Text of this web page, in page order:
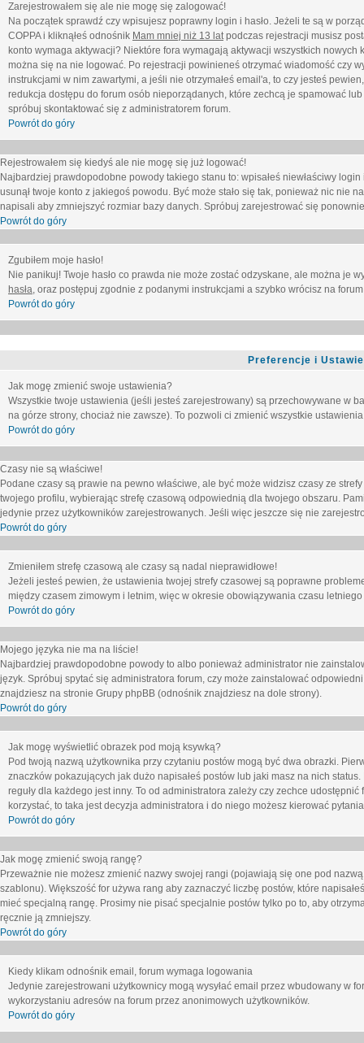
Zarejestrowałem się ale nie mogę się zalogować!
Na początek sprawdź czy wpisujesz poprawny login i hasło. Jeżeli te są w
COPPA i kliknąłeś odnośnik Mam mniej niż 13 latpodczas rejestracji musisz
konto wymaga aktywacji? Niektóre fora wymagają aktywacji wszystkich
można się na nie logować. Po rejestracji powinieneś otrzymać wiadomość czy
instrukcjami w nim zawartymi, a jeśli nie otrzymałeś email'a, to czy jesteś
redukcja dostępu do forum osób nieporządanych, które zechcą je spamować
spróbuj skontaktować się z administratorem forum.
Powrót do góry
Rejestrowałem się kiedyś ale nie mogę się już logować!
Najbardziej prawdopodobne powody takiego stanu to: wpisałeś niewłaściwy
usunął twoje konto z jakiegoś powodu. Być może stało się tak, ponieważ nic nie
napisali aby zmniejszyć rozmiar bazy danych. Spróbuj zarejestrować się
Powrót do góry
Zgubiłem moje hasło!
Nie panikuj! Twoje hasło co prawda nie może zostać odzyskane, ale można je
hasła, oraz postępuj zgodnie z podanymi instrukcjami a szybko wrócisz na forum
Powrót do góry
Preferencje i
Jak mogę zmienić swoje ustawienia?
Wszystkie twoje ustawienia (jeśli jesteś zarejestrowany) są przechowywane w
na górze strony, chociaż nie zawsze). To pozwoli ci zmienić wszystkie
Powrót do góry
Czasy nie są właściwe!
Podane czasy są prawie na pewno właściwe, ale być może widzisz czasy ze
twojego profilu, wybierając strefę czasową odpowiednią dla twojego obszaru.
jedynie przez użytkowników zarejestrowanych. Jeśli więc jeszcze się nie
Powrót do góry
Zmieniłem strefę czasową ale czasy są nadal nieprawidłowe!
Jeżeli jesteś pewien, że ustawienia twojej strefy czasowej są poprawne
między czasem zimowym i letnim, więc w okresie obowiązywania czasu
Powrót do góry
Mojego języka nie ma na liście!
Najbardziej prawdopodobne powody to albo ponieważ administrator nie
język. Spróbuj spytać się administratora forum, czy może zainstalować
znajdziesz na stronie Grupy phpBB (odnośnik znajdziesz na dole strony).
Powrót do góry
Jak mogę wyświetlić obrazek pod moją ksywką?
Pod twoją nazwą użytkownika przy czytaniu postów mogą być dwa obrazki.
znaczków pokazujących jak dużo napisałeś postów lub jaki masz na nich
reguły dla każdego jest inny. To od administratora zależy czy zechce
korzystać, to taka jest decyzja administratora i do niego możesz kierować
Powrót do góry
Jak mogę zmienić swoją rangę?
Przeważnie nie możesz zmienić nazwy swojej rangi (pojawiają się one pod
szablonu). Większość for używa rang aby zaznaczyć liczbę postów, które
mieć specjalną rangę. Prosimy nie pisać specjalnie postów tylko po to, aby
ręcznie ją zmniejszy.
Powrót do góry
Kiedy klikam odnośnik email, forum wymaga logowania
Jedynie zarejestrowani użytkownicy mogą wysyłać email przez wbudowany w
wykorzystaniu adresów na forum przez anonimowych użytkowników.
Powrót do góry